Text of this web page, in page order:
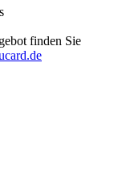
finden Sie